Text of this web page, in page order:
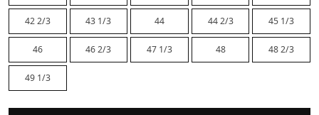
42 2/3 43 1/3 44 44 2/3 45 1/3
46 46 2/3 47 1/3 48 48 2/3
49 1/3